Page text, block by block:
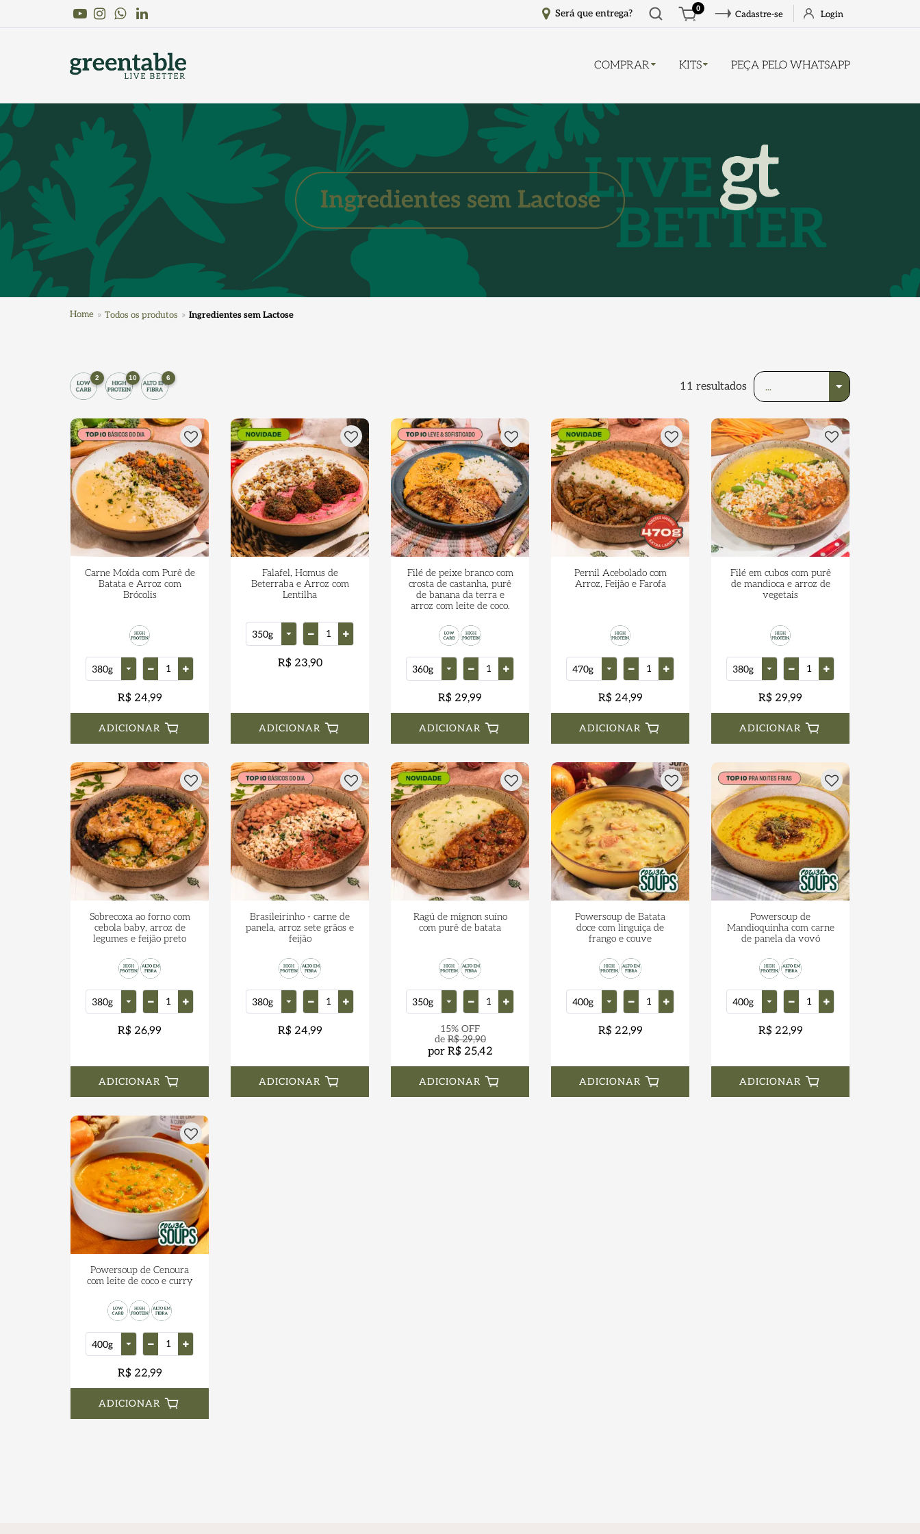
YoutubeInstagramWhatsApp
Linkedin Será que entrega?
Abrir
busca
0
Cadastre-se Login
COMPRAR KITS PEÇA PELO WHATSAPP
Ingredientes sem Lactose
Home Todos os produtos Ingredientes sem Lactose
2 10 6
11 resultados
Carne Moída com Purê de
Batata e Arroz com
Brócolis
R$ 24,99
ADICIONAR
Falafel, Homus de
Beterraba e Arroz com
Lentilha
R$ 23,90
ADICIONAR
Filé de peixe branco com
crosta de castanha, purê
de banana da terra e
arroz com leite de coco.
R$ 29,99
ADICIONAR
Pernil Acebolado com
Arroz, Feijão e Farofa
R$ 24,99
ADICIONAR
Filé em cubos com purê
de mandioca e arroz de
vegetais
R$ 29,99
ADICIONAR
Sobrecoxa ao forno com
cebola baby, arroz de
legumes e feijão preto
R$ 26,99
ADICIONAR
Brasileirinho - carne de
panela, arroz sete grãos e
feijão
R$ 24,99
ADICIONAR
Ragú de mignon suíno
com purê de batata
15% OFF
deR$ 29,90
por R$ 25,42
ADICIONAR
Powersoup de Batata
doce com linguiça de
frango e couve
R$ 22,99
ADICIONAR
Powersoup de
Mandioquinha com carne
de panela da vovó
R$ 22,99
ADICIONAR
Powersoup de Cenoura
com leite de coco e curry
R$ 22,99
ADICIONAR